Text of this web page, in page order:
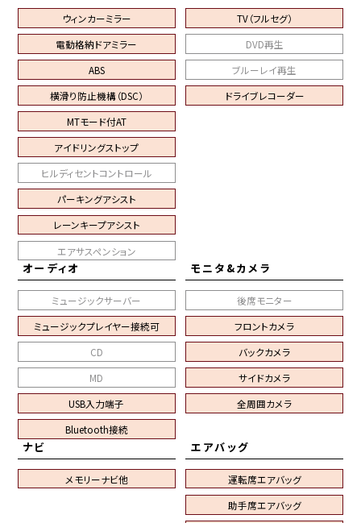
ウィンカーミラー
電動格納ドアミラー
ABS
横滑り防止機構（DSC）
MTモード付AT
アイドリングストップ
ヒルディセントコントロール
パーキングアシスト
レーンキープアシスト
エアサスペンション
TV（フルセグ）
DVD再生
ブルーレイ再生
ドライブレコーダー
オーディオ
ミュージックサーバー
ミュージックプレイヤー接続可
CD
MD
USB入力端子
Bluetooth接続
モニタ&カメラ
後席モニター
フロントカメラ
バックカメラ
サイドカメラ
全周囲カメラ
ナビ
メモリーナビ他
エアバッグ
運転席エアバッグ
助手席エアバッグ